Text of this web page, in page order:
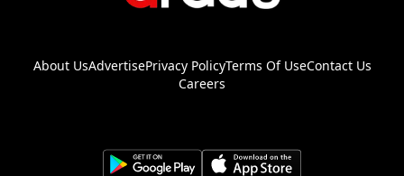
About UsAdvertisePrivacy PolicyTerms Of UseContact Us
Careers